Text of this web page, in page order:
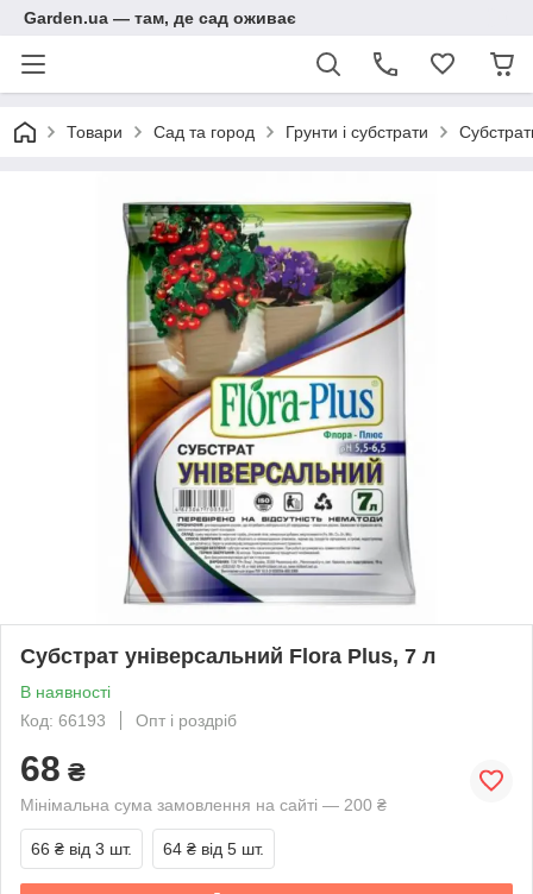
Garden.ua — там, де сад оживає
Товари Сад та город Грунти і субстрати
Субстрат універсальний Flora Plus, 7 л
В наявності
Код: 66193
Опт і роздріб
68 ₴
Мінімальна сума замовлення на сайті — 200 ₴
66 ₴ від 3 шт. 64 ₴ від 5 шт.